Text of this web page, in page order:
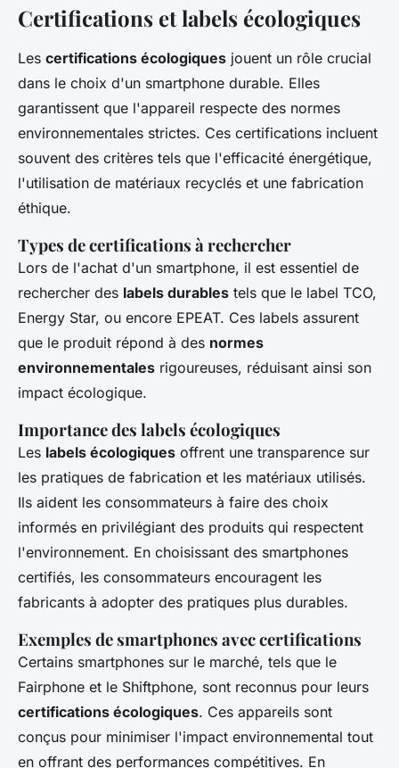
Certifications et labels écologiques
Les certifications écologiques jouent un rôle crucial
dans le choix d'un smartphone durable. Elles
garantissent que l'appareil respecte des normes
environnementales strictes. Ces certifications incluent
souvent des critères tels que l'efficacité énergétique,
l'utilisation de matériaux recyclés et une fabrication
éthique.
Types de certifications à rechercher
Lors de l'achat d'un smartphone, il est essentiel de
rechercher des labels durables tels que le label TCO,
Energy Star, ou encore EPEAT. Ces labels assurent
que le produit répond à des normes
environnementales rigoureuses, réduisant ainsi son
impact écologique.
Importance des labels écologiques
Les labels écologiques offrent une transparence sur
les pratiques de fabrication et les matériaux utilisés.
Ils aident les consommateurs à faire des choix
informés en privilégiant des produits qui respectent
l'environnement. En choisissant des smartphones
certifiés, les consommateurs encouragent les
fabricants à adopter des pratiques plus durables.
Exemples de smartphones avec certifications
Certains smartphones sur le marché, tels que le
Fairphone et le Shiftphone, sont reconnus pour leurs
certifications écologiques. Ces appareils sont
conçus pour minimiser l'impact environnemental tout
en offrant des performances compétitives. En